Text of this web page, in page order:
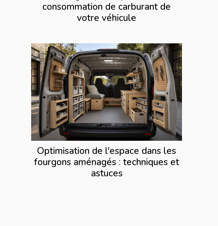
consommation de carburant de
votre véhicule
Optimisation de l'espace dans les
fourgons aménagés : techniques et
astuces